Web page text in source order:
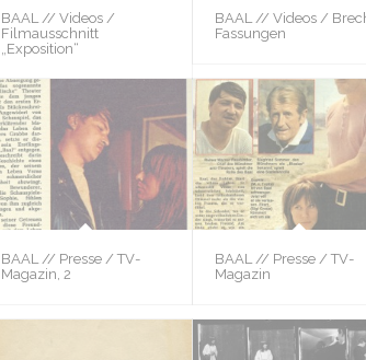
BAAL // Videos /
Filmausschnitt
„Exposition“
BAAL // Videos /
Fassungen
BAAL // Presse / TV-
Magazin, 2
BAAL // Presse / TV-
Magazin